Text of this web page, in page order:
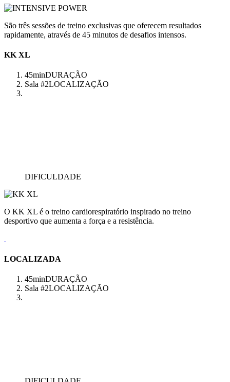
São três sessões de treino exclusivas que oferecem resultados
rapidamente, através de 45 minutos de desafios intensos.
KK XL
45minDURAÇÃO
Sala #2LOCALIZAÇÃO
DIFICULDADE
O KK XL é o treino cardiorespiratório inspirado no treino
desportivo que aumenta a força e a resistência.
LOCALIZADA
45minDURAÇÃO
Sala #2LOCALIZAÇÃO